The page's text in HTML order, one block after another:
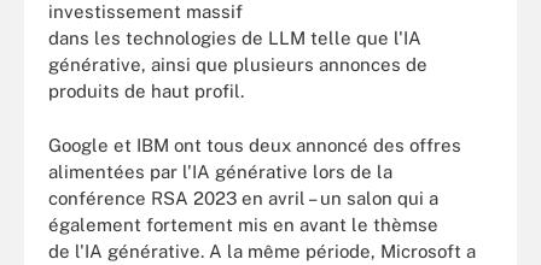
investissement massif
dans les technologies de LLM telle que l'IA
générative, ainsi que plusieurs annonces de
produits de haut profil.
Google et IBM ont tous deux annoncé des offres
alimentées par l'IA générative lors de la
conférence RSA 2023 en avril – un salon qui a
également fortement mis en avant le thèmse
de l'IA générative. A la même période, Microsoft a